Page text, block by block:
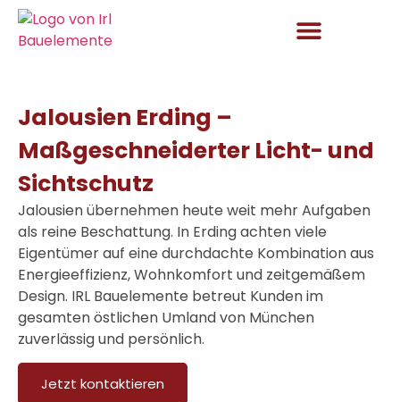
Jalousien Erding –
Maßgeschneiderter Licht- und
Sichtschutz
Jalousien übernehmen heute weit mehr Aufgaben
als reine Beschattung. In Erding achten viele
Eigentümer auf eine durchdachte Kombination aus
Energieeffizienz, Wohnkomfort und zeitgemäßem
Design. IRL Bauelemente betreut Kunden im
gesamten östlichen Umland von München
zuverlässig und persönlich.
Jetzt kontaktieren